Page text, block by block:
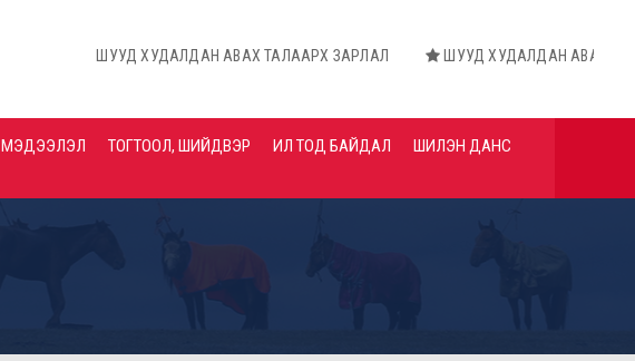
ШУУД ХУДАЛДАН АВАХ ТАЛААРХ ЗАРЛАЛ ШУУД ХУДАЛДАН АВАХ ТАЛААРХ ЗАРЛАЛ
МЭДЭЭЛЭЛ ТОГТООЛ, ШИЙДВЭР ИЛ ТОД БАЙДАЛ
ШИЛЭН ДАНС